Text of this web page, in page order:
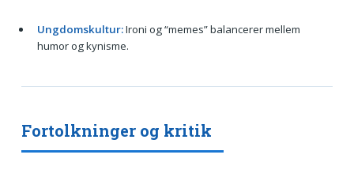
Ungdomskultur:Ironi og “memes” balancerer mellem
humor og kynisme.
Fortolkninger og kritik